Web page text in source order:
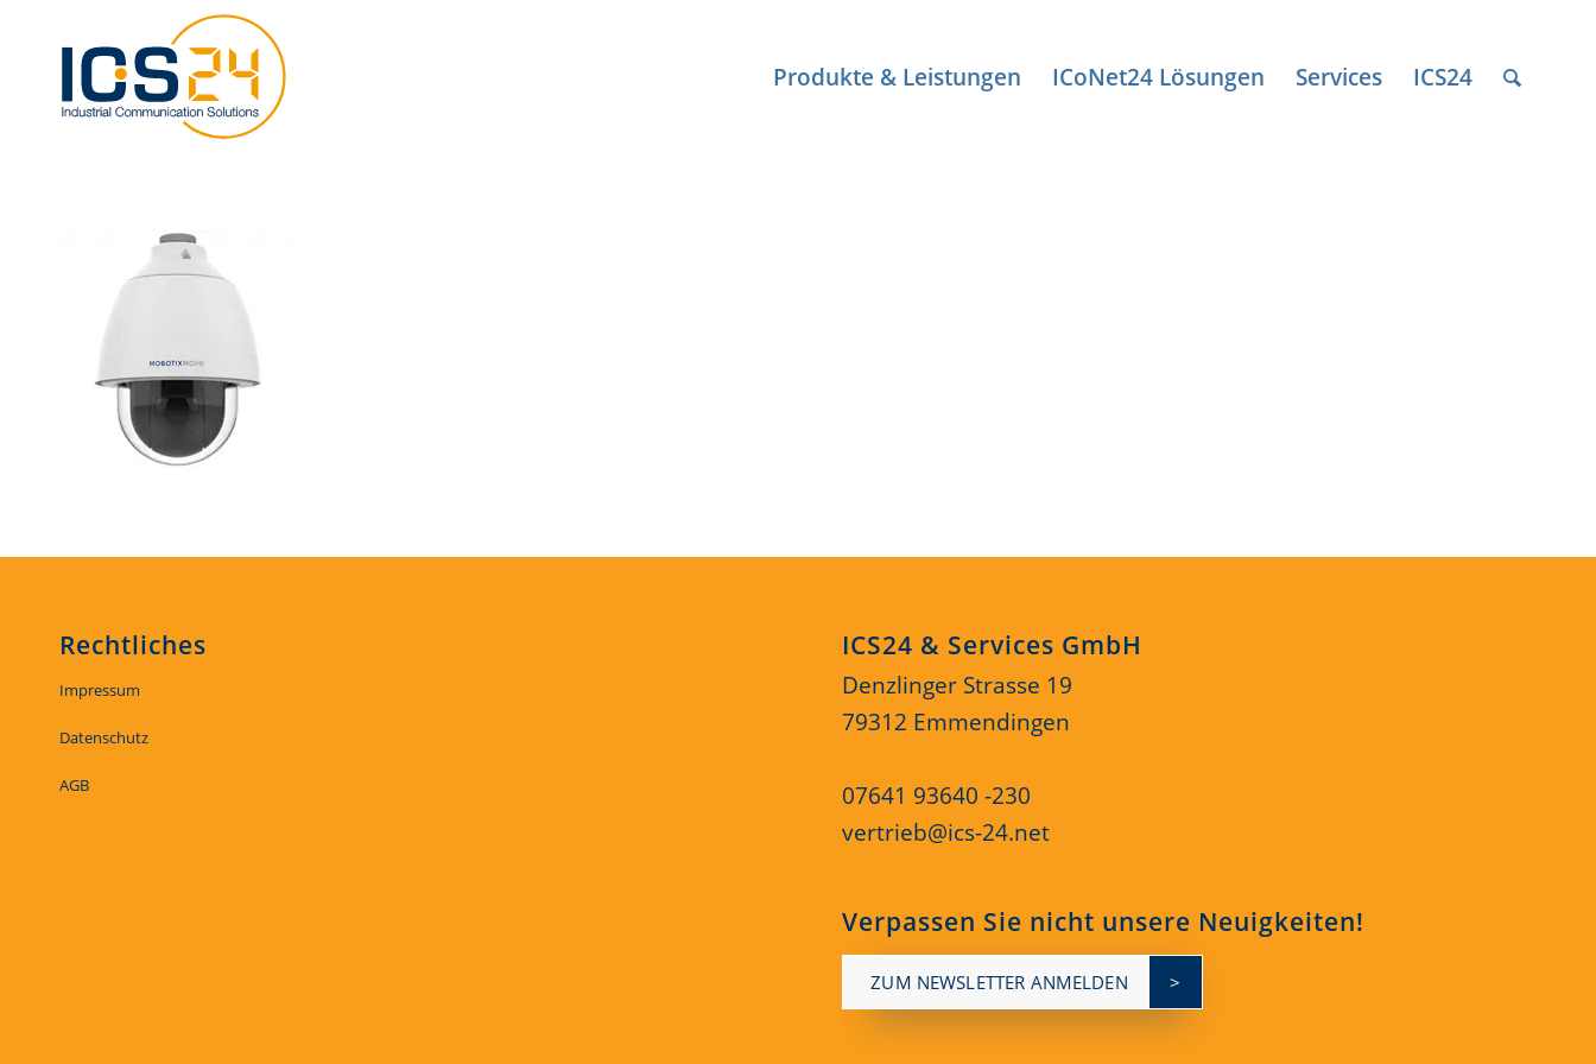
Produkte & Leistungen ICoNet24 Lösungen Services ICS24
Rechtliches
Impressum
Datenschutz
AGB
ICS24 & Services GmbH
Denzlinger Strasse 19
79312 Emmendingen
07641 93640 -230
vertrieb@ics-24.net
Verpassen Sie nicht unsere Neuigkeiten!
ZUM NEWSLETTER ANMELDEN